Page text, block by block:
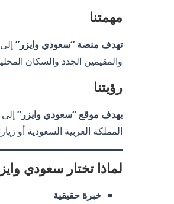
مهمتنا
تهدف منصة “سعودي وايزر”
والمقيمين الجدد والسكان
رؤيتنا
يهدف موقع “سعودي وايزر”
المملكة العربية السعودية أو
لماذا تختار سعودي
خبرة حقيقية